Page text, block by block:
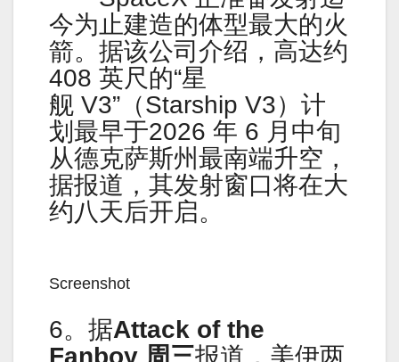
今为止建造的体型最大的火
箭。据该公司介绍，高达约
408 英尺的“星
舰 V3”（Starship V3）计
划最早于2026 年 6 月中旬
从德克萨斯州最南端升空，
据报道，其发射窗口将在大
约八天后开启。
Screenshot
6。据Attack of the
Fanboy 周三报道，美伊两